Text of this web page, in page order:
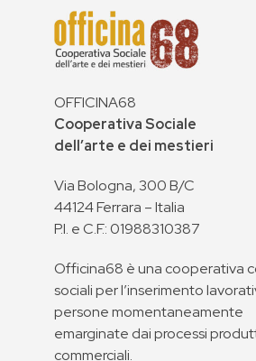
OFFICINA68
Cooperativa Sociale
dell’arte e dei mestieri
Via Bologna, 300 B/C
44124 Ferrara – Italia
P.I. e C.F.: 01988310387
Officina68 è una cooperativa
sociali per l’inserimento
persone momentaneamente
emarginate dai processi
commerciali.